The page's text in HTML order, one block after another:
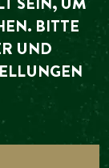
BITTE
UND